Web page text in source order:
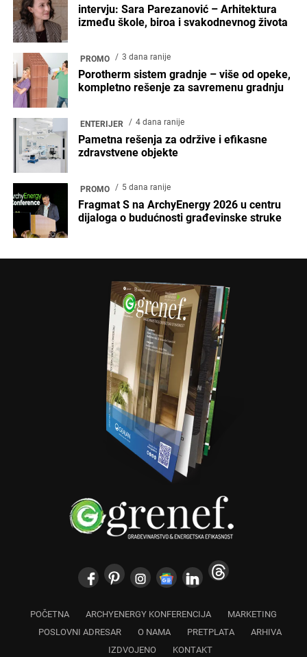
intervju: Sara Parezanović – Arhitektura
između škole, biroa i svakodnevnog života
PROMO 3 dana ranije
Porotherm sistem gradnje – više od opeke,
kompletno rešenje za savremenu gradnju
ENTERIJER 4 dana ranije
Pametna rešenja za održive i efikasne
zdravstvene objekte
PROMO 5 dana ranije
Fragmat S na ArchyEnergy 2026 u centru
dijaloga o budućnosti građevinske struke
POČETNA ARCHYENERGY KONFERENCIJA
MARKETING
POSLOVNI ADRESAR
O NAMA PRETPLATA
ARHIVA
IZDVOJENO
KONTAKT